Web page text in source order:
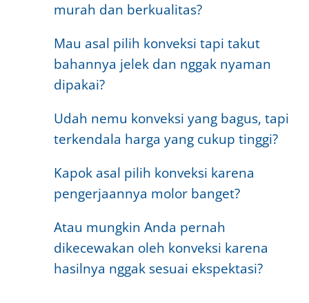
murah dan berkualitas?
Mau asal pilih konveksi tapi takut
bahannya jelek dan nggak nyaman
dipakai?
Udah nemu konveksi yang bagus, tapi
terkendala harga yang cukup tinggi?
Kapok asal pilih konveksi karena
pengerjaannya molor banget?
Atau mungkin Anda pernah
dikecewakan oleh konveksi karena
hasilnya nggak sesuai ekspektasi?